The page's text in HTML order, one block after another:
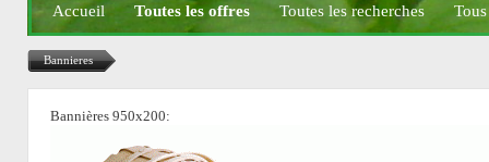
Accueil Toutes les offres Toutes les recherches
Bannieres
Bannières 950x200: